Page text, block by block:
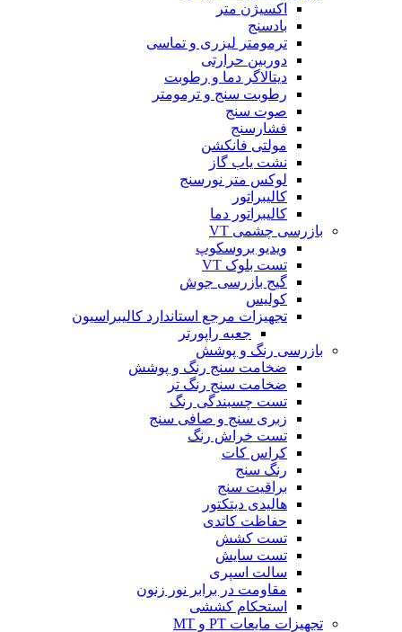
اکسیژن متر
بادسنج
ترمومتر لیزری و تماسی
دوربین حرارتی
دیتالاگر دما و رطوبت
رطوبت سنج و ترمومتر
صوت سنج
فشارسنج
مولتی فانکشن
نشت یاب گاز
لوکس متر نورسنج
کالیبراتور
کالیبراتور دما
بازرسی چشمی VT
ویدیو بروسکوپ
تست بلوک VT
گیج بازرسی جوش
کولیس
تجهیزات مرجع استاندارد کالیبراسیون
جعبه راپورتر
بازرسی رنگ و پوشش
ضخامت سنج رنگ و پوشش
ضخامت سنج رنگ تر
تست چسبندگی رنگ
زبری سنج و صافی سنج
تست خراش رنگ
کراس کات
رنگ سنج
براقیت سنج
هالیدی دیتکتور
حفاظت کاتدی
تست کشش
تست سایش
سالت اسپری
مقاومت در برابر نور زنون
استحکام کششی
تجهیزات مایعات PT و MT